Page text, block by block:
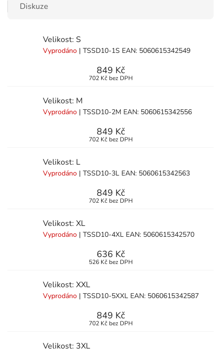
Diskuze
Velikost: S
Vyprodáno | TSSD10-1S EAN: 5060615342549
849 Kč
702 Kč bez DPH
Velikost: M
Vyprodáno | TSSD10-2M EAN: 5060615342556
849 Kč
702 Kč bez DPH
Velikost: L
Vyprodáno | TSSD10-3L EAN: 5060615342563
849 Kč
702 Kč bez DPH
Velikost: XL
Vyprodáno | TSSD10-4XL EAN: 5060615342570
636 Kč
526 Kč bez DPH
Velikost: XXL
Vyprodáno | TSSD10-5XXL EAN: 5060615342587
849 Kč
702 Kč bez DPH
Velikost: 3XL